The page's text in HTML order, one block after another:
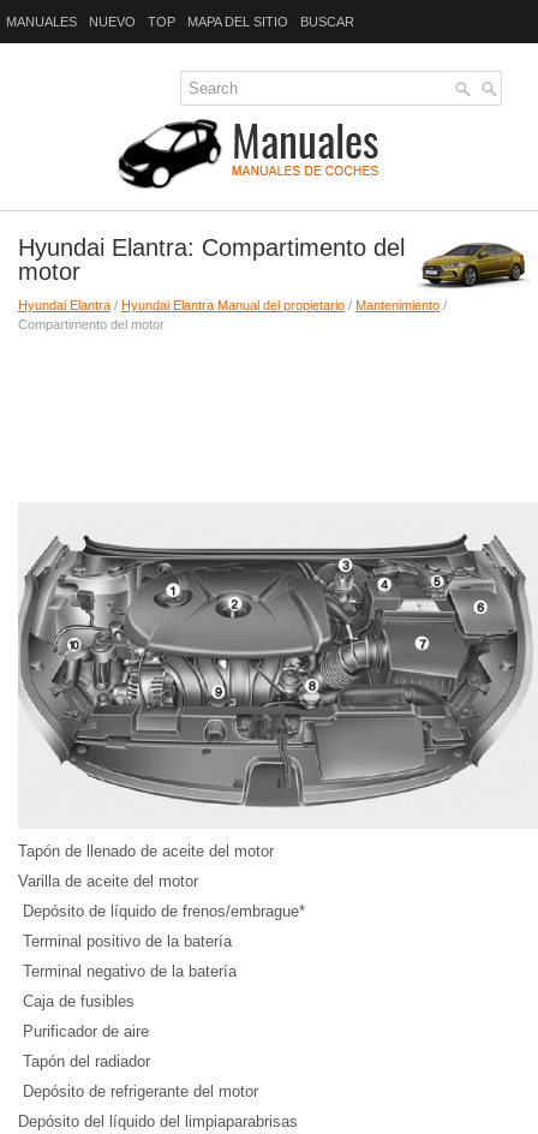
MANUALES NUEVO TOP MAPA DEL SITIO BUSCAR
Hyundai Elantra: Compartimento del
motor
Hyundai Elantra / Hyundai Elantra Manual del propietario / Mantenimiento /
Compartimento del motor
Tapón de llenado de aceite del motor
Varilla de aceite del motor
Depósito de líquido de frenos/embrague*
Terminal positivo de la batería
Terminal negativo de la batería
Caja de fusibles
Purificador de aire
Tapón del radiador
Depósito de refrigerante del motor
Depósito del líquido del limpiaparabrisas